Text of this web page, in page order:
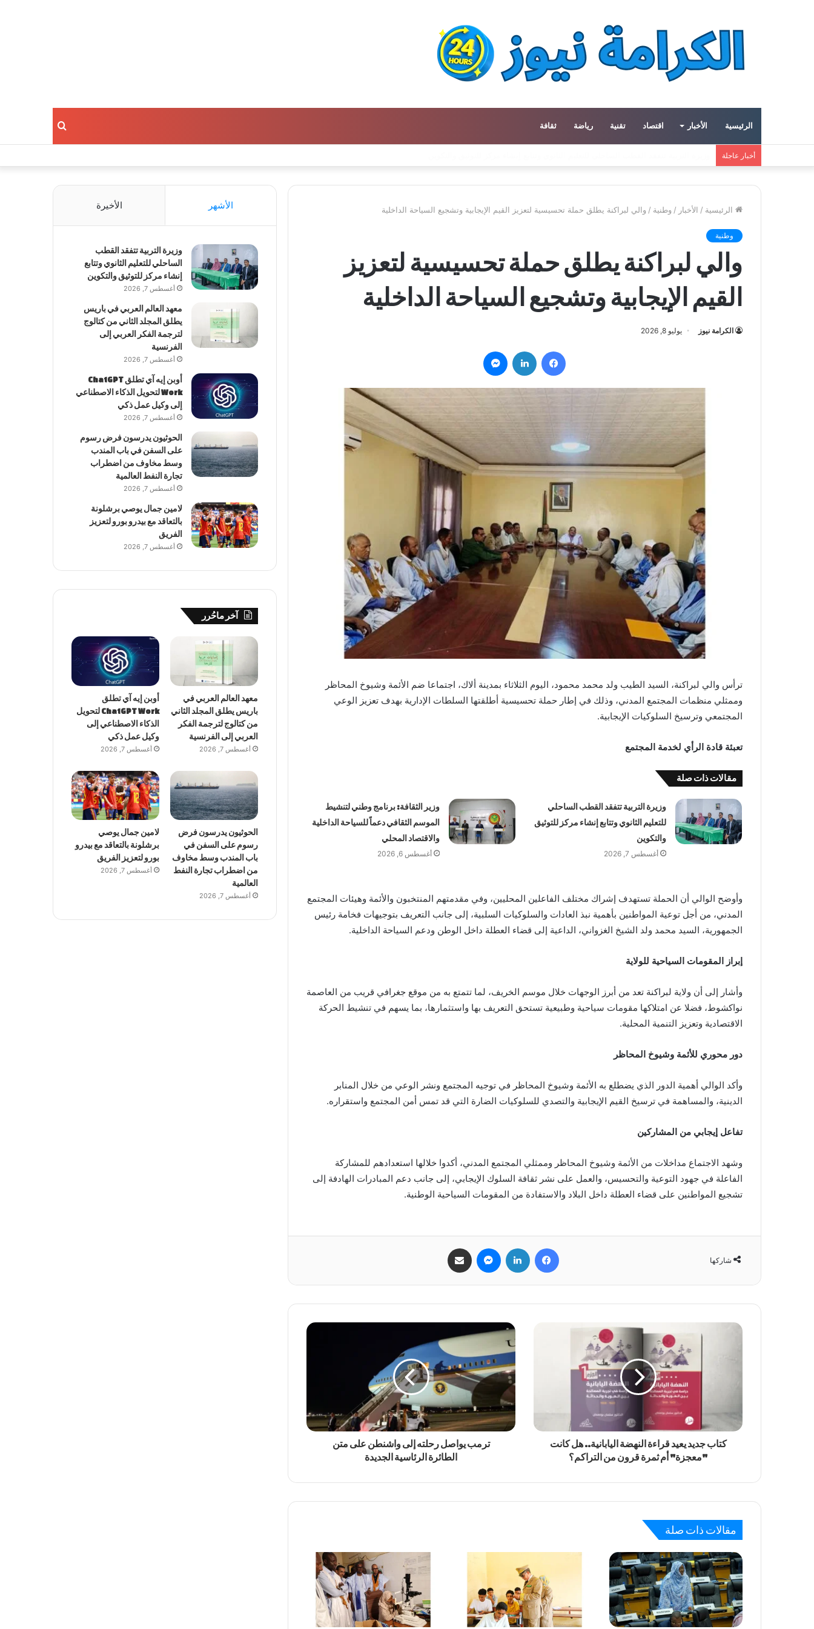
الرئيسية الأخبار اقتصاد تقنية رياضة ثقافة بحث
أخبار عاجلة
الرئيسية / الأخبار / وطنية / والي لبراكنة يطلق حملة تحسيسية لتعزيز القيم الإيجابية وتشجيع السياحة الداخلية
وطنية
والي لبراكنة يطلق حملة تحسيسية لتعزيز
القيم الإيجابية وتشجيع السياحة الداخلية
الكرامة نيوز يوليو 8, 2026
فيسبوك لينكدإن
ترأس والي لبراكنة، السيد الطيب ولد محمد محمود، اليوم الثلاثاء بمدينة ألاك، اجتماعا ضم الأئمة وشيوخ المحاظر
وممثلي منظمات المجتمع المدني، وذلك في إطار حملة تحسيسية أطلقتها السلطات الإدارية بهدف تعزيز الوعي
المجتمعي وترسيخ السلوكيات الإيجابية.
تعبئة قادة الرأي لخدمة المجتمع
مقالات ذات صلة
وزيرة التربية تتفقد القطب الساحلي
للتعليم الثانوي وتتابع إنشاء مركز للتوثيق
والتكوين
أغسطس 7, 2026
وزير الثقافة: برنامج وطني لتنشيط
الموسم الثقافي دعماً للسياحة الداخلية
والاقتصاد المحلي
أغسطس 6, 2026
وأوضح الوالي أن الحملة تستهدف إشراك مختلف الفاعلين المحليين، وفي مقدمتهم المنتخبون والأئمة وهيئات المجتمع
المدني، من أجل توعية المواطنين بأهمية نبذ العادات والسلوكيات السلبية، إلى جانب التعريف بتوجيهات فخامة رئيس
الجمهورية، السيد محمد ولد الشيخ الغزواني، الداعية إلى قضاء العطلة داخل الوطن ودعم السياحة الداخلية.
إبراز المقومات السياحية للولاية
وأشار إلى أن ولاية لبراكنة تعد من أبرز الوجهات خلال موسم الخريف، لما تتمتع به من موقع جغرافي قريب من العاصمة
نواكشوط، فضلا عن امتلاكها مقومات سياحية وطبيعية تستحق التعريف بها واستثمارها، بما يسهم في تنشيط الحركة
الاقتصادية وتعزيز التنمية المحلية.
دور محوري للأئمة وشيوخ المحاظر
وأكد الوالي أهمية الدور الذي يضطلع به الأئمة وشيوخ المحاظر في توجيه المجتمع ونشر الوعي من خلال المنابر
الدينية، والمساهمة في ترسيخ القيم الإيجابية والتصدي للسلوكيات الضارة التي قد تمس أمن المجتمع واستقراره.
تفاعل إيجابي من المشاركين
وشهد الاجتماع مداخلات من الأئمة وشيوخ المحاظر وممثلي المجتمع المدني، أكدوا خلالها استعدادهم للمشاركة
الفاعلة في جهود التوعية والتحسيس، والعمل على نشر ثقافة السلوك الإيجابي، إلى جانب دعم المبادرات الهادفة إلى
تشجيع المواطنين على قضاء العطلة داخل البلاد والاستفادة من المقومات السياحية الوطنية.
شاركها
فيسبوك لينكدإن ماسنجر
كتاب جديد يعيد قراءة النهضة اليابانية.. هل كانت
"معجزة" أم ثمرة قرون من التراكم؟
ترمب يواصل رحلته إلى واشنطن على متن
الطائرة الرئاسية الجديدة
مقالات ذات صلة
الأشهر الأخيرة
وزيرة التربية تتفقد القطب
الساحلي للتعليم الثانوي وتتابع
إنشاء مركز للتوثيق والتكوين
أغسطس 7, 2026
معهد العالم العربي في باريس
يطلق المجلد الثاني من كتالوج
لترجمة الفكر العربي إلى
الفرنسية
أغسطس 7, 2026
أوبن إيه آي تطلق ChatGPT
Work لتحويل الذكاء الاصطناعي
إلى وكيل عمل ذكي
أغسطس 7, 2026
الحوثيون يدرسون فرض رسوم
على السفن في باب المندب
وسط مخاوف من اضطراب
تجارة النفط العالمية
أغسطس 7, 2026
لامين جمال يوصي برشلونة
بالتعاقد مع بيدرو بورو لتعزيز
الفريق
أغسطس 7, 2026
آخر ماحُرر
معهد العالم العربي في
باريس يطلق المجلد الثاني
من كتالوج لترجمة الفكر
العربي إلى الفرنسية
أغسطس 7, 2026
أوبن إيه آي تطلق
ChatGPT Work لتحويل
الذكاء الاصطناعي إلى
وكيل عمل ذكي
أغسطس 7, 2026
الحوثيون يدرسون فرض
رسوم على السفن في
باب المندب وسط مخاوف
من اضطراب تجارة النفط
العالمية
أغسطس 7, 2026
لامين جمال يوصي
برشلونة بالتعاقد مع بيدرو
بورو لتعزيز الفريق
أغسطس 7, 2026